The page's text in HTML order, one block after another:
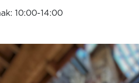
10:00-14:00